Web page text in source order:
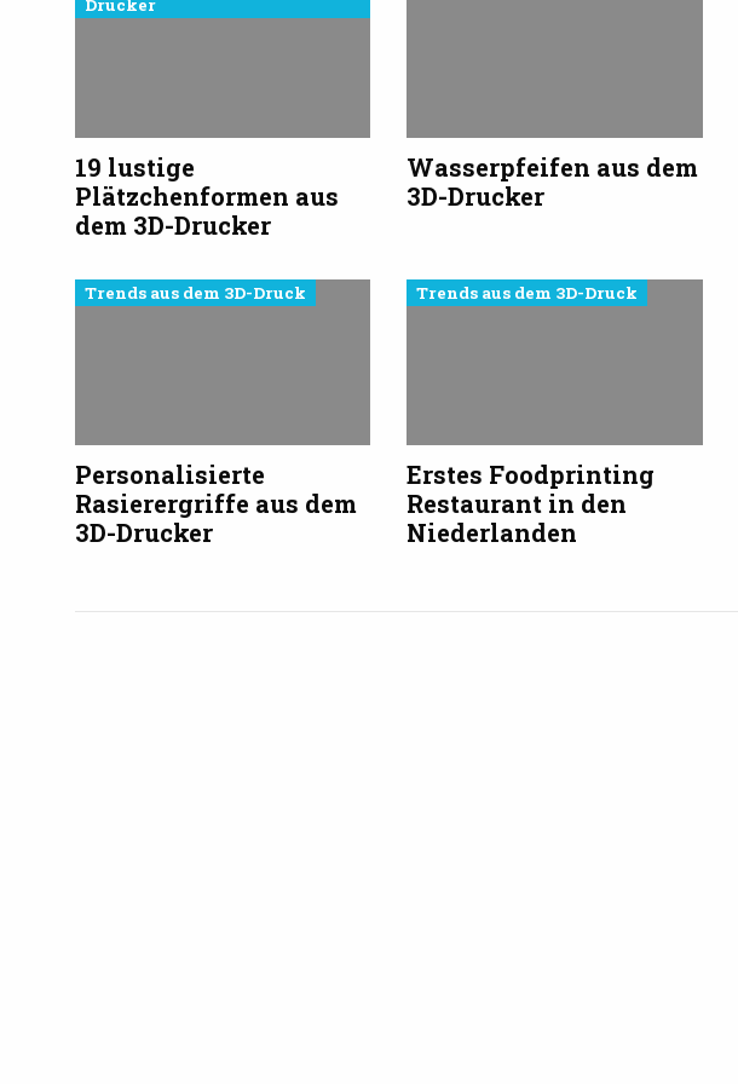
19 lustige
Plätzchenformen aus
dem 3D-Drucker
Wasserpfeifen aus dem
3D-Drucker
Trends aus dem 3D-Druck
Personalisierte
Rasierergriffe aus dem
3D-Drucker
Trends aus dem 3D-Druck
Erstes Foodprinting
Restaurant in den
Niederlanden